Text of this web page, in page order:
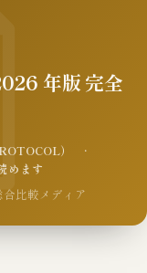
年版 完全
） ·
めます
比較メディア